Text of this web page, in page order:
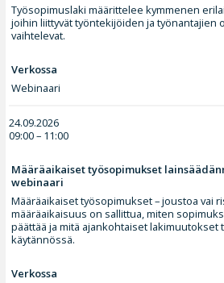
Työsopimuslaki määrittelee kymmenen
joihin liittyvät työntekijöiden ja työnantajien
vaihtelevat.
Verkossa
Webinaari
24.09.2026
09:00 – 11:00
Määräaikaiset työsopimukset
webinaari
Määräaikaiset työsopimukset – joustoa vai
määräaikaisuus on sallittua, miten
päättää ja mitä ajankohtaiset lakimuutokset
käytännössä.
Verkossa